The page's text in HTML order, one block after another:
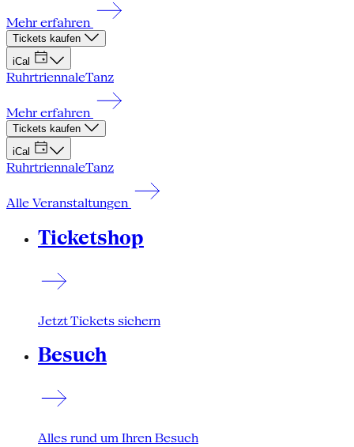
Mehr erfahren
Tickets kaufen
iCal
RuhrtriennaleTanz
Mehr erfahren
Tickets kaufen
iCal
RuhrtriennaleTanz
Alle Veranstaltungen
Ticketshop
Jetzt Tickets sichern
Besuch
Alles rund um Ihren Besuch